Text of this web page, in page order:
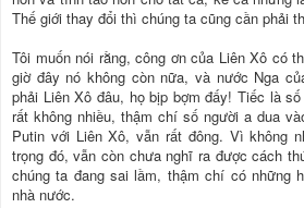
Thế giới thay đổi thì chúng ta cũng cần phải
Tôi muốn nói rằng, công ơn của Liên Xô có
giờ đây nó không còn nữa, và nước Nga
phải Liên Xô đâu, họ bịp bợm đấy! Tiếc là
rất không nhiều, thậm chí số người a dua
Putin với Liên Xô, vẫn rất đông. Vì không
trọng đó, vẫn còn chưa nghĩ ra được cách
chúng ta đang sai lầm, thậm chí có những
nhà nước.